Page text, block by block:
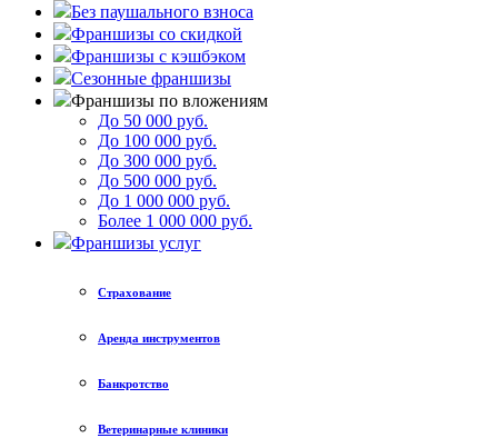
Без паушального взноса
Франшизы со скидкой
Франшизы с кэшбэком
Сезонные франшизы
Франшизы по вложениям
До 50 000 руб.
До 100 000 руб.
До 300 000 руб.
До 500 000 руб.
До 1 000 000 руб.
Более 1 000 000 руб.
Франшизы услуг
Страхование
Аренда инструментов
Банкротство
Ветеринарные клиники